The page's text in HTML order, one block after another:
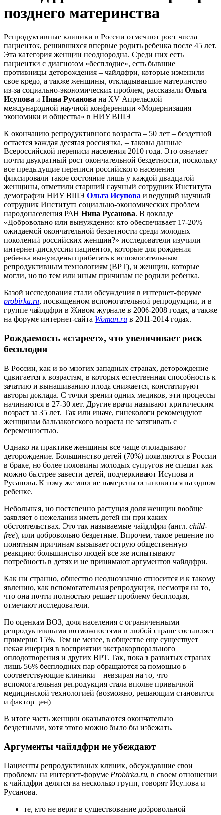
позднего материнства
Репродуктивные клиники в России отмечают рост числа
пациенток, решившихся впервые родить ребенка после 45 лет.
Эта категория женщин неоднородна. Среди них есть
пациентки с диагнозом «бесплодие», есть бывшие
противницы деторождения – чайлдфри, которые изменили
свое кредо, а также женщины, откладывавшие материнство
из-за социально-экономических проблем, рассказали Ольга
Исупова и Нина Русанова на XV Апрельской
международной научной конференции «Модернизация
экономики и общества» в НИУ ВШЭ
К окончанию репродуктивного возраста – 50 лет – бездетной
остается каждая десятая россиянка, – таковы данные
Всероссийской переписи населения 2010 года. Это означает
почти двукратный рост окончательной бездетности, поскольку
все предыдущие переписи российского населения
фиксировали такое состояние лишь у каждой двадцатой
женщины, отметили старший научный сотрудник Института
демографии НИУ ВШЭ Ольга Исупова и ведущий научный
сотрудник Института социально-экономических проблем
народонаселения РАН Нина Русанова. В докладе
«Добровольно или вынужденно: кто обеспечивает 17-20%
ожидаемой окончательной бездетности среди молодых
поколений российских женщин?» исследователи изучили
интернет-дискуссии пациенток, которые для рождения
ребенка вынуждены прибегать к вспомогательным
репродуктивным технологиям (ВРТ), и женщин, которые
могли, но по тем или иным причинам не родили ребенка.
Базой исследования стали обсуждения в интернет-форуме
probirka.ru, посвященном вспомогательной репродукции, и в
группе чайлдфри в Живом журнале в 2006-2008 годах, а также
на форуме интернет-сайта Woman.ru в 2011-2014 годах.
Рождаемость «стареет», что увеличивает риск
бесплодия
В России, как и во многих западных странах, деторождение
сдвигается к возрастам, в которых естественная способность к
зачатию и вынашиванию плода снижается, констатируют
авторы доклада. С точки зрения одних медиков, эти процессы
начинаются в 27-30 лет. Другие врачи называют критическим
возраст за 35 лет. Так или иначе, гинекологи рекомендуют
женщинам бальзаковского возраста не затягивать с
беременностью.
Однако на практике женщины все чаще откладывают
деторождение. Большинство детей (70%) появляются в России
в браке, но более половины молодых супругов не спешат как
можно быстрее завести детей, подчеркивают Исупова и
Русанова. К тому же многие намерены остановиться на одном
ребенке.
Небольшая, но постепенно растущая доля женщин вообще
заявляет о нежелании иметь детей ни при каких
обстоятельствах. Это так называемые чайдлфри (англ. child-
free), или добровольно бездетные. Впрочем, такое решение по
понятным причинам вызывает острую общественную
реакцию: большинство людей все же испытывают
потребность в детях и не принимают аргументов чайлдфри.
Как ни странно, общество неоднозначно относится и к такому
явлению, как вспомогательная репродукция, несмотря на то,
что она почти полностью решает проблему бесплодия,
отмечают исследователи.
По оценкам ВОЗ, доля населения с ограниченными
репродуктивными возможностями в любой стране составляет
примерно 15%. Тем не менее, в обществе еще существует
некая инерция в восприятии экстракорпорального
оплодотворения и других ВРТ. Так, пока в развитых странах
лишь 56% бесплодных пар обращаются за помощью в
соответствующие клиники – невзирая на то, что
вспомогательная репродукция стала вполне привычной
медицинской технологией (возможно, решающим становится
и фактор цен).
В итоге часть женщин оказываются окончательно
бездетными, хотя этого можно было бы избежать.
Аргументы чайлдфри не убеждают
Пациенты репродуктивных клиник, обсуждавшие свои
проблемы на интернет-форуме Probirka.ru, в своем отношении
к чайлдфри делятся на несколько групп, говорят Исупова и
Русанова.
те, кто не верит в существование добровольной